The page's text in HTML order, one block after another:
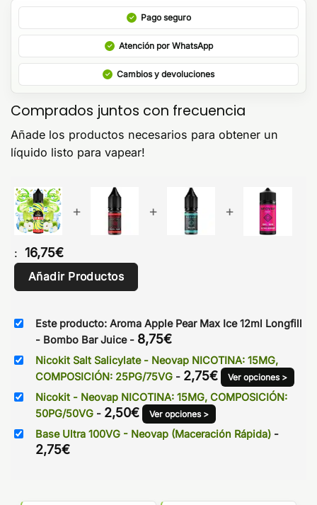
Pago seguro
Atención por WhatsApp
Cambios y devoluciones
Comprados juntos con frecuencia
Añade los productos necesarios para obtener un
líquido listo para vapear!
+ + +
: 16,75€
Añadir Productos
Este producto: Aroma Apple Pear Max Ice 12ml Longfill
- Bombo Bar Juice - 8,75€
Nicokit Salt Salicylate - Neovap NICOTINA: 15MG,
COMPOSICIÓN: 25PG/75VG - 2,75€ Ver opciones >
Nicokit - Neovap NICOTINA: 15MG, COMPOSICIÓN:
50PG/50VG - 2,50€ Ver opciones >
Base Ultra 100VG - Neovap (Maceración Rápida) -
2,75€